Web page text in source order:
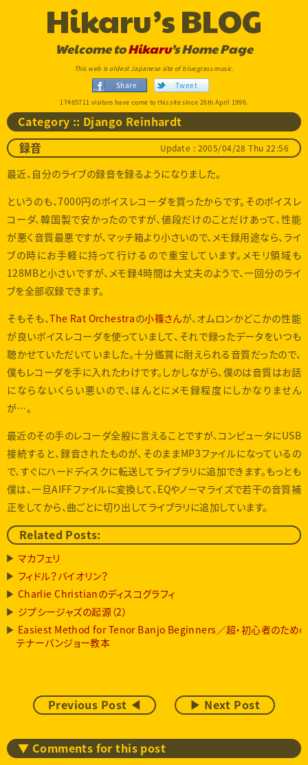
Hikaru’s BLOG
Welcome toHikaru’s Home Page
This web is oldest Japanese site of bluegrass music.
Share Tweet
17465711 visitors have come to this site since 26th April 1996.
Category :: Django Reinhardt
録音 Update : 2005/04/28 Thu 22:56
最近、自分のライブの録音を録るようになりました。
というのも、7000円のボイスレコーダを買ったからです。そのボイスレ
コーダ、韓国製で安かったのですが、値段だけのことだけあって、性能
が悪く音質最悪ですが、マッチ箱より小さいので、メモ録用途なら、ライ
ブの時にお手軽に持って行けるので重宝しています。メモリ領域も
128MBと小さいですが、メモ録4時間は大丈夫のようで、一回分のライ
ブを全部収録できます。
そもそも、The Rat Orchestraの小篠さんが、オムロンかどこかの性能
が良いボイスレコーダを使っていまして、それで録ったデータをいつも
聴かせていただいていました。十分鑑賞に耐えられる音質だったので、
僕もレコーダを手に入れたわけです。しかしながら、僕のは音質はお話
にならないくらい悪いので、ほんとにメモ録程度にしかなりません
が…。
最近のその手のレコーダ全般に言えることですが、コンピュータにUSB
接続すると、録音されたものが、そのままMP3ファイルになっているの
で、すぐにハードディスクに転送してライブラリに追加できます。もっとも
僕は、一旦AIFFファイルに変換して、EQやノーマライズで若干の音質補
正をしてから、曲ごとに切り出してライブラリに追加しています。
Related Posts:
マカフェリ
フィドル？バイオリン？
Charlie Christianのディスコグラフィ
ジプシージャズの起源（2）
Easiest Method for Tenor Banjo Beginners／超・初心者のための
テナーバンジョー教本
Previous Post ◀ ▶ Next Post
▼ Comments for this post